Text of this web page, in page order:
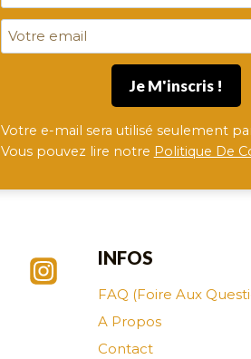
Votre e-mail sera utilisé seulement
Vous pouvez lire notre Politique De
INFOS
FAQ (Foire Aux
A Propos
Contact